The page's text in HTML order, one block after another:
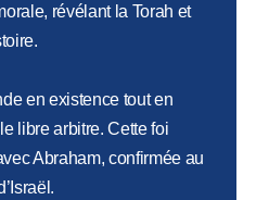
révélant la Torah et
en existence tout en
libre arbitre. Cette foi
Abraham, confirmée au